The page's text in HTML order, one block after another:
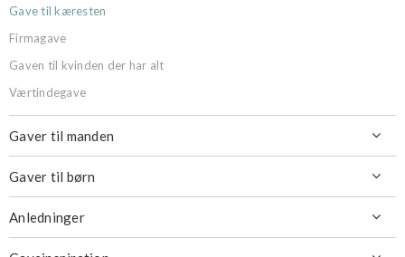
Gave til kæresten
Firmagave
Gaven til kvinden der har alt
Værtindegave
Gaver til manden 
Gaver til børn 
Anledninger 